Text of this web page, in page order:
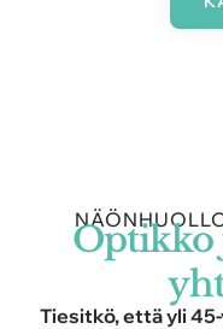
Optikko
Tiesitkö, että yli